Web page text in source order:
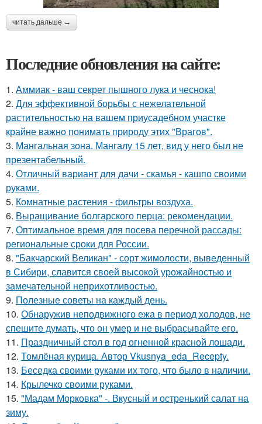
читать дальше →
Последние обновления на сайте:
1. Аммиак - ваш секрет пышного лука и чеснока!
2. Для эффективной борьбы с нежелательной
растительностью на вашем приусадебном участке
крайне важно понимать природу этих "Врагов".
3. Мангальная зона. Мангалу 15 лет, вид у него был не
презентабельный.
4. Отличный вариант для дачи - скамья - кашпо своими
руками.
5. Комнатные растения - фильтры воздуха.
6. Выращивание болгарского перца: рекомендации.
7. Оптимальное время для посева перечной рассады:
региональные сроки для России.
8. "Бакчарский Великан" - сорт жимолости, выведенный
в Сибири, славится своей высокой урожайностью и
замечательной неприхотливостью.
9. Полезные советы на каждый день.
10. Обнаружив неподвижного ежа в период холодов, не
спешите думать, что он умер и не выбрасывайте его.
11. Праздничный стол в год огненной красной лошади.
12. Томлёная курица. Автор Vkusnya_eda_Recepty.
13. Беседка своими руками их того, что было в наличии.
14. Крылечко своими руками.
15. "Мадам Морковка" -. Вкусный и остренький салат на
зиму.